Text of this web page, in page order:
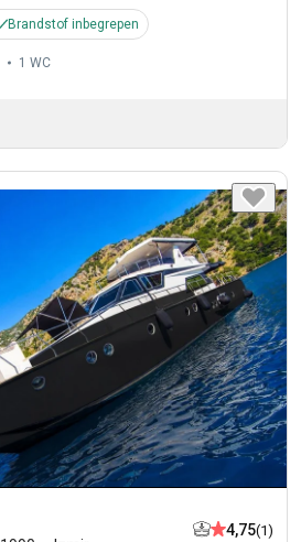
Brandstof inbegrepen
1 WC
4,75(1)